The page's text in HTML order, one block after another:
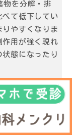
を分解・排
て低下してい
やすくなりま
作用が強く現れ
態になったり
力低下の副
骨頸部骨折など
ます。骨折は
著しく低下さ